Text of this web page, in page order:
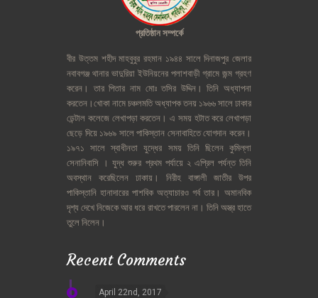
প্রতিষ্ঠান সম্পর্কে
বীর উত্তম শহীদ মাহবুবুর রহমান ১৯৪৪ সালে দিনাজপুর জেলার
নবাবগঞ্জ থানার ভাদুরিয়া ইউনিয়নের পলাশবাড়ী গ্রামে জন্ম গ্রহণ
করেন।
তার পিতার নাম মোঃ তসির উদ্দিন। তিনি অধ্যাপনা
করতেন।খোকা নামে চঞ্চলমতি অধ্যাপক তনয় ১৯৬৬ সালে ঢাকার
ডেন্টাল কলেজে লেখাপড়া করতেন। এ সময় হটাত করে লেখাপড়া
ছেড়ে দিয়ে ১৯৬৯ সালে পাকিস্তান সেনাবাহিতে যোগদান করেন।
১৯৭১
সালে স্বাধীনতা যুদ্ধের সময় তিনি ছিলেন কুমিল্লা
সেনানিবাসি
। যুদ্ধ শুরুর প্রথম পর্যায়ে ২ এপ্রিল পর্যন্ত তিনি
অবস্থান
করেছিলেন ঢাকায়। নিরীহ বাঙ্গালী জাতীর
উপর
পাকিস্তানি হানাদারের পাশবিক অত্যাচারও গর্ব তার। অমানবিক
দৃশ্য দেখে নিজেকে আর ধরে রাখতে পারলেন না। তিনি অস্ত্র হাতে
তুলে নিলেন।
Recent Comments
April 22nd, 2017